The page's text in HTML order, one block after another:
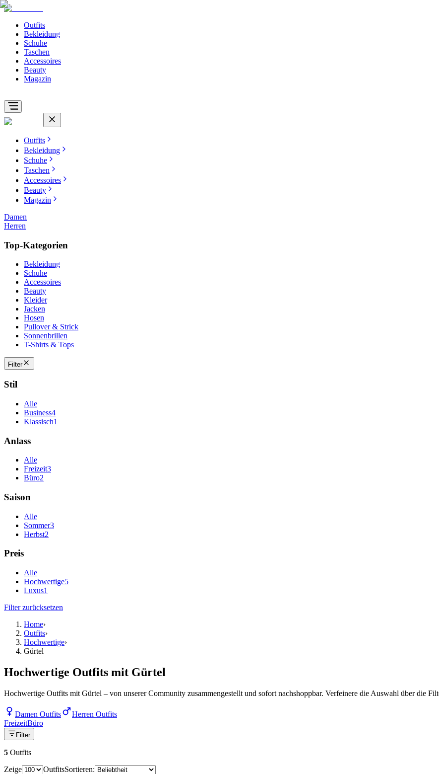
Outfits
Bekleidung
Schuhe
Taschen
Accessoires
Beauty
Magazin
Outfits
Bekleidung
Schuhe
Taschen
Accessoires
Beauty
Magazin
Damen
Herren
Top-Kategorien
Bekleidung
Schuhe
Accessoires
Beauty
Kleider
Jacken
Hosen
Pullover & Strick
Sonnenbrillen
T-Shirts & Tops
Filter
Stil
Alle
Business4
Klassisch1
Anlass
Alle
Freizeit3
Büro2
Saison
Alle
Sommer3
Herbst2
Preis
Alle
Hochwertige5
Luxus1
Filter zurücksetzen
Home›
Outfits›
Hochwertige›
Gürtel
Hochwertige Outfits mit Gürtel
Hochwertige Outfits mit Gürtel – von unserer Community zusammengestellt und sofort nachshoppbar. Verfeinere die Auswahl über die
Damen Outfits
Herren Outfits
FreizeitBüro
Filter
5 Outfits
Zeige
OutfitsSortieren: